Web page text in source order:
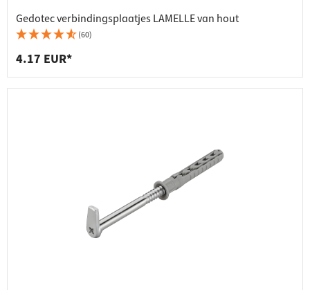
Gedotec verbindingsplaatjes LAMELLE van hout
(60)
4.17 EUR*